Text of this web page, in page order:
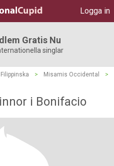
Logga in
Gratis Nu
singlar
Filippinska > Misamis Occidental
>
i Bonifacio